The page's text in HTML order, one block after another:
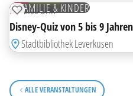
FAMILIE & KINDER
ZUR MERKLISTE HINZUFÜGEN
DI12:00 UHR
Disney-Quiz von 5 bis 9
Stadtbibliothek Leverkusen
ALLE VERANSTALTUNGEN